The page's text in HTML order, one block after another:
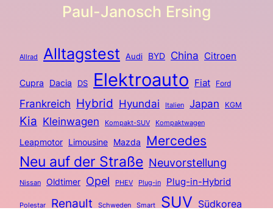
Paul-Janosch Ersing
Allrad Alltagstest Audi BYD China Citroen
Cupra Dacia DS Elektroauto Fiat Ford
Frankreich Hybrid Hyundai Italien Japan KGM
Kia Kleinwagen Kompakt-SUV Kompaktwagen
Leapmotor Limousine Mazda Mercedes
Neu auf der Straße Neuvorstellung
Nissan Oldtimer Opel PHEV Plug-in Plug-in-Hybrid
Polestar Renault Schweden Smart SUV Südkorea